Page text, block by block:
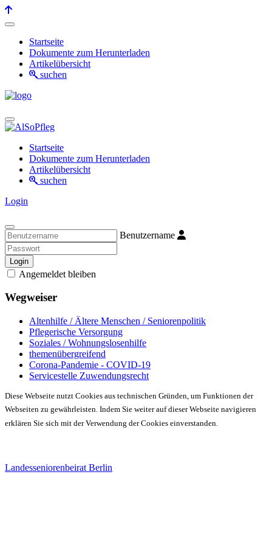
Startseite
Dokumente zum Herunterladen
Artikelübersicht
suchen
Startseite
Dokumente zum Herunterladen
Artikelübersicht
suchen
Login
Benutzername
Login
Angemeldet bleiben
Wegweiser
Altenhilfe / Ältere Menschen / Seniorenpolitik
Pflegerische Versorgung
Soziales / Wohnungslosenhilfe
themenübergreifend
Corona-Pandemie - COVID-19
Servicestelle Zuwendungsrecht
Diese Webseite nutzt Cookies aus technischen Gründen, um Funktionen der
Webseiten zu gewährleisten. Indem Sie weiter auf dieser Webseite navigieren
erklären Sie sich mit der Verwendung der Cookies einverstanden.
Landesseniorenbeirat Berlin